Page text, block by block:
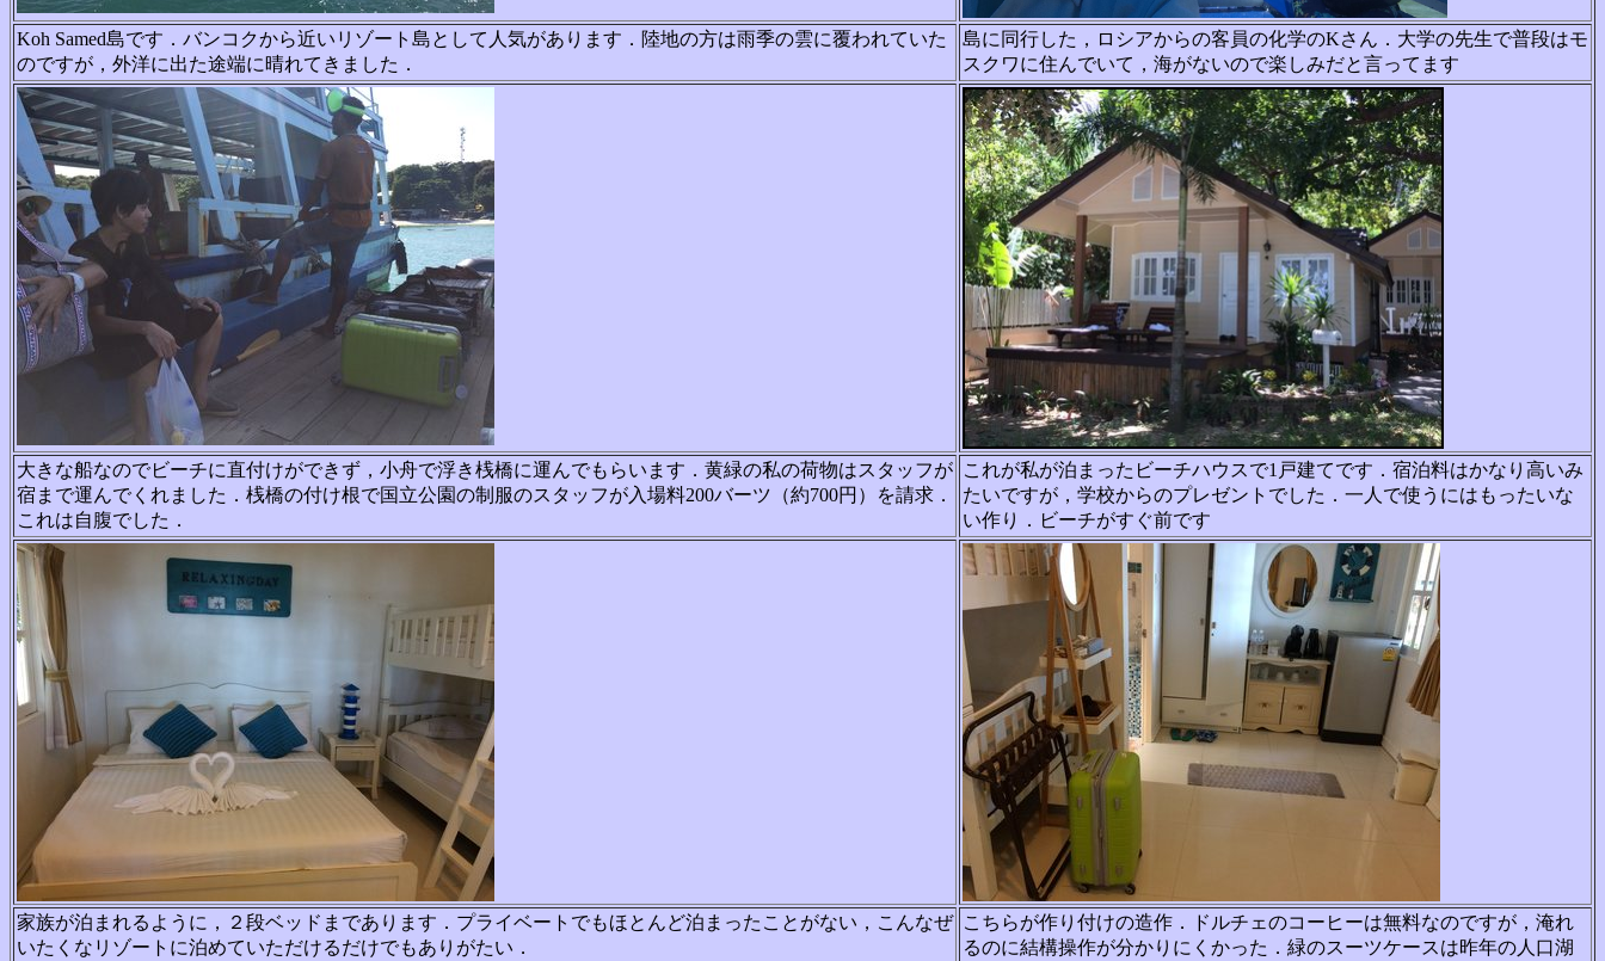
Koh Samed島です． バンコクから近いリゾート島として人気があります．陸地の方は雨季の雲に覆われていた
のですが，外洋に出た途端に晴れてきました．
島に同行した，ロシアからの客員の化学のKさん．大学の先生で普段はモ
スクワに住んでいて，海がないので楽しみだと言ってます
大きな船なのでビーチに直付けができず，小舟で浮き桟橋に運んでもらいます．黄緑の私の荷物はスタッフが
宿まで運んでくれました．桟橋の付け根で国立公園の制服のスタ ッフが入場料200バーツ（約700円）を請求．
これは自腹でした．
これが私が泊まったビーチハウスで1戸建てです．宿泊料はかなり高いみ
たいですが，学校からのプレゼントでした．一人で使うにはもったいな
い作り．ビーチがすぐ前です
家族が泊まれるように，２段ベッドまであります．プライベートでもほとんど泊まったことがない，こんなぜ
いたく なリゾートに泊めていただけるだけでもありがたい．
こちらが作り付けの造作．ドルチェのコーヒーは無料なのですが，淹れ
るのに結構操作が分かりにくかった．緑のスーツケースは昨年の人口湖